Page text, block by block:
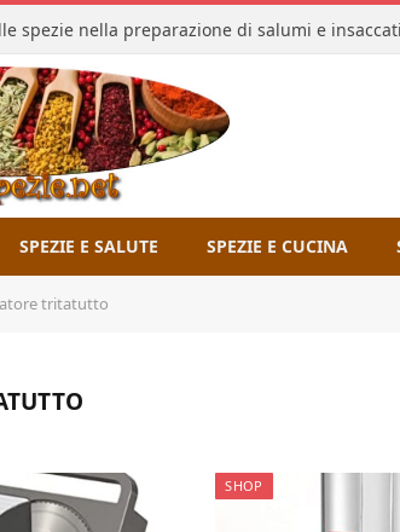
spezie nella preparazione di salumi e insaccati
SPEZIE E SALUTE SPEZIE E CUCINA
tritatutto
SHOP